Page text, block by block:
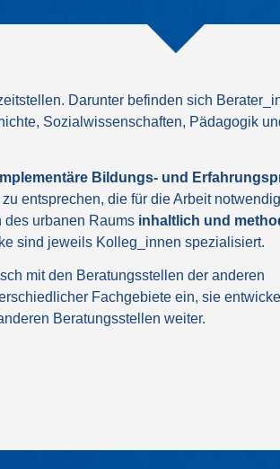
Darunter befinden sich
Sozialwissenschaften, Pädagogik
Bildungs- und
entsprechen, die für die Arbeit
des urbanen Raums inhaltlich und
sind jeweils Kolleg_innen spezialisiert.
mit den Beratungsstellen der anderen
Fachgebiete ein, sie
Beratungsstellen weiter.